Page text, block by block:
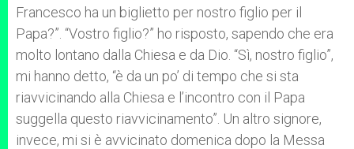
Francesco ha un biglietto per nostro figlio per il
Papa?”. “Vostro figlio?” ho risposto, sapendo che era
molto lontano dalla Chiesa e da Dio. “Sì, nostro figlio”,
mi hanno detto, “è da un po’ di tempo che si sta
riavvicinando alla Chiesa e l’incontro con il Papa
suggella questo riavvicinamento”. Un altro signore,
invece, mi si è avvicinato domenica dopo la Messa